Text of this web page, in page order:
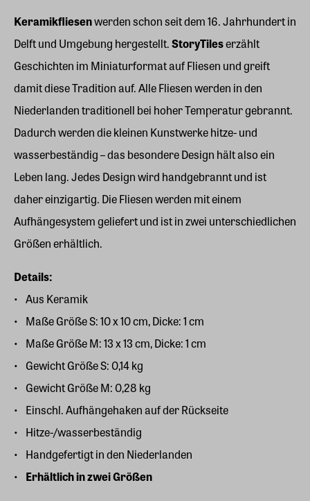
Keramikfliesenwerden schon seit dem 16. Jahrhundert in
Delft und Umgebung hergestellt.StoryTileserzählt
Geschichten im Miniaturformat auf Fliesen und greift
damit diese Tradition auf. Alle Fliesen werden in den
Niederlanden traditionell bei hoher Temperatur gebrannt.
Dadurch werden die kleinen Kunstwerke hitze- und
wasserbeständig – das besondere Design hält also ein
Leben lang. Jedes Design wird handgebrannt und ist
daher einzigartig. Die Fliesen werden mit einem
Aufhängesystem geliefert und ist in zwei unterschiedlichen
Größen erhältlich.
Details:
Aus Keramik
Maße Größe S: 10 x 10 cm, Dicke: 1 cm
Maße Größe M: 13 x 13 cm, Dicke: 1 cm
Gewicht Größe S: 0,14 kg
Gewicht Größe M: 0,28 kg
Einschl. Aufhängehaken auf der Rückseite
Hitze-/wasserbeständig
Handgefertigt in den Niederlanden
Erhältlich in zwei Größen